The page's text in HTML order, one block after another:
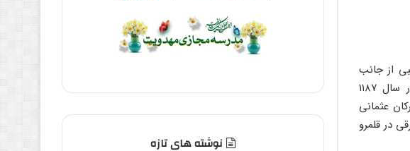
از جانب
اروپای مسیحی در مدت دو قرن برای تسخیر مناطق مسلمان‌نشین خاورمیانه به شکست انجامید و در سال ۱۱۸۷
«صلاح‌الدین ایوبی» از اشغال صلیبیون اروپایی آزاد گردید. در سال ۱۴۵۳ ترکان عثمانی
در قلمرو
نوشته های تازه